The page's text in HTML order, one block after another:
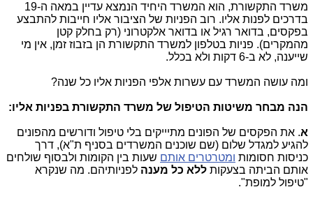
משרד התקשורת, הוא המשרד היחיד הנמצא עדיין במאה ה-19
בדרכים לפנות אליו. רוב הפניות של הציבור אליו חייבות להתבצע
בפקסים, בדואר רגיל או בדואר אלקטרוני (רק בחלק קטן
מהמקרים). פניות בטלפון למשרד התקשורת הן בזבוז זמן, אין מי
שייענה, לא ב-6 דקות ולא בכלל.
ומה עושה המשרד עם עשרות אלפי הפניות אליו כל שנה?
הנה מבחר משיטות הטיפול של משרד התקשורת בפניות אליו:
א. את הפקסים של הפונים מתיייקים בלי טיפול ודורשים מהפונים
להגיע למגדל שלום (שם שוכנים המשרדים בסניף ת"א), דרך
כניסות חסומות ומטרטרים אותם שעות בין הקומות ולבסוף שולחים
אותם הביתה בצעקות ללא כל מענה לפניותיהם. מה שנקרא
"טיפול למופת".